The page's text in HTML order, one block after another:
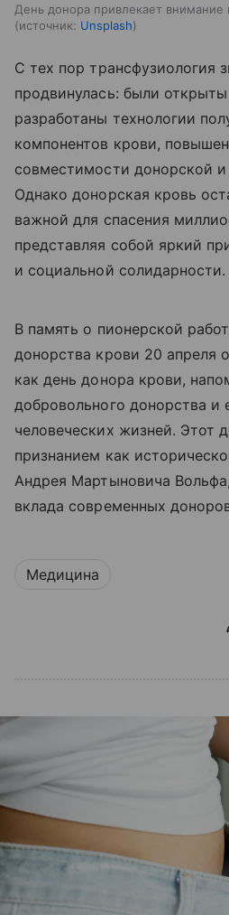
День донора привлекает
источник: Unsplash
С тех пор трансфузиология
продвинулась: были
разработаны технологии
компонентов крови,
совместимости донорской
Однако донорская кровь
важной для спасения
представляя собой яркий
и социальной солидарности.
В память о пионерской
донорства крови 20 апреля
как день донора крови,
добровольного донорства и
человеческих жизней. Этот
признанием как
Андрея Мартыновича
вклада современных
Медицина